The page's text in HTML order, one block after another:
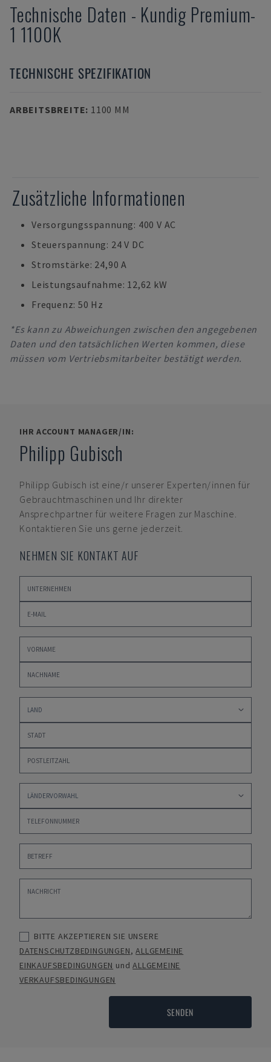
Technische Daten - Kundig Premium-
1 1100K
TECHNISCHE SPEZIFIKATION
ARBEITSBREITE: 1100 MM
Zusätzliche Informationen
Versorgungsspannung: 400 V AC
Steuerspannung: 24 V DC
Stromstärke: 24,90 A
Leistungsaufnahme: 12,62 kW
Frequenz: 50 Hz
*Es kann zu Abweichungen zwischen den angegebenen
Daten und den tatsächlichen Werten kommen, diese
müssen vom Vertriebsmitarbeiter bestätigt werden.
IHR ACCOUNT MANAGER/IN:
Philipp Gubisch
Philipp Gubisch ist eine/r unserer Experten/innen für
Gebrauchtmaschinen und Ihr direkter
Ansprechpartner für weitere Fragen zur Maschine.
Kontaktieren Sie uns gerne jederzeit.
NEHMEN SIE KONTAKT AUF
BITTE AKZEPTIEREN SIE UNSERE
DATENSCHUTZBEDINGUNGEN,ALLGEMEINE
EINKAUFSBEDINGUNGEN undALLGEMEINE
VERKAUFSBEDINGUNGEN
SENDEN